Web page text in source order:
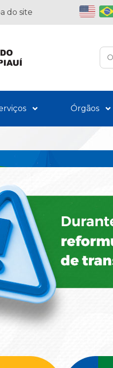
do site
Órgãos